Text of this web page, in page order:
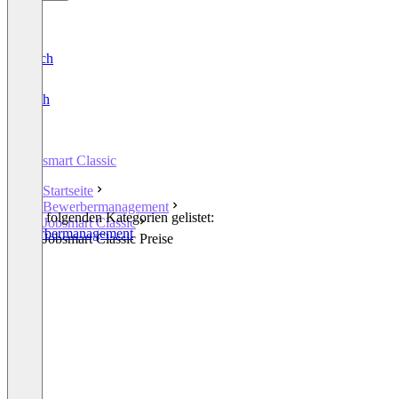
Deutsch
English
Jobsmart Classic
Startseite
Bewerbermanagement
Jobsmart Classic
Jobsmart Classic Preise
In den folgenden Kategorien gelistet:
Bewerbermanagement